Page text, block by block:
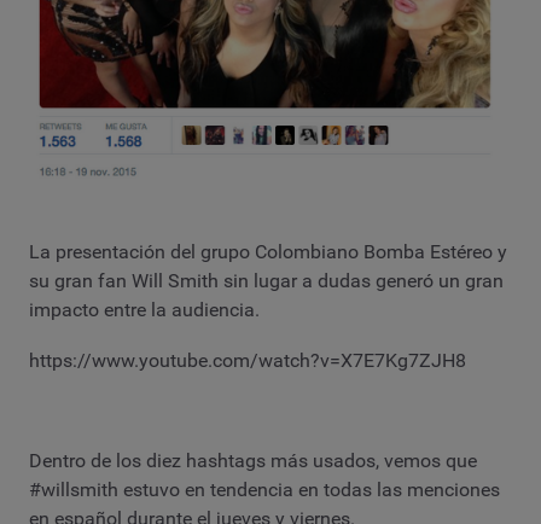
La presentación del grupo Colombiano Bomba Estéreo y
su gran fan Will Smith sin lugar a dudas generó un gran
impacto entre la audiencia.
https://www.youtube.com/watch?v=X7E7Kg7ZJH8
Dentro de los diez hashtags más usados, vemos que
#willsmith estuvo en tendencia en todas las menciones
en español durante el jueves y viernes.